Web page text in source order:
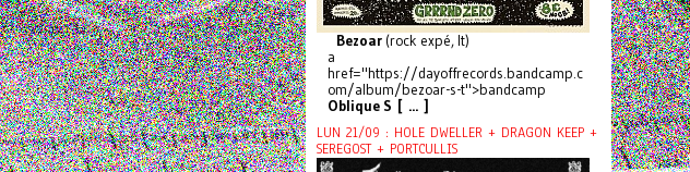
Bezoar (rock expé, It)
a
href="https://dayoffrecords.bandcamp.c
om/album/bezoar-s-t">bandcamp
Oblique S [ ... ]
LUN 21/09 : HOLE DWELLER + DRAGON KEEP +
SEREGOST + PORTCULLIS